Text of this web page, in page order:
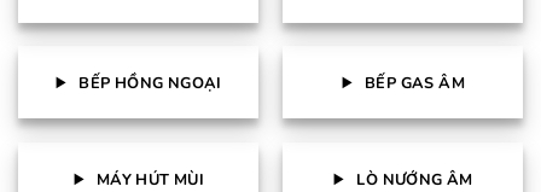
BẾP HỒNG NGOẠI BẾP GAS ÂM
MÁY HÚT MÙI LÒ NƯỚNG ÂM